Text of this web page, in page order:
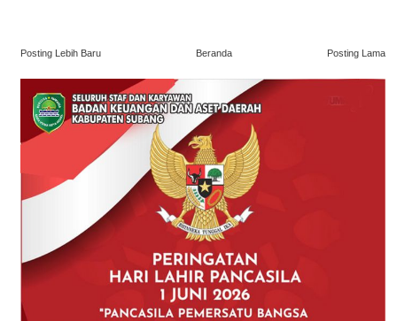
Posting Lebih Baru Posting Lama
Beranda